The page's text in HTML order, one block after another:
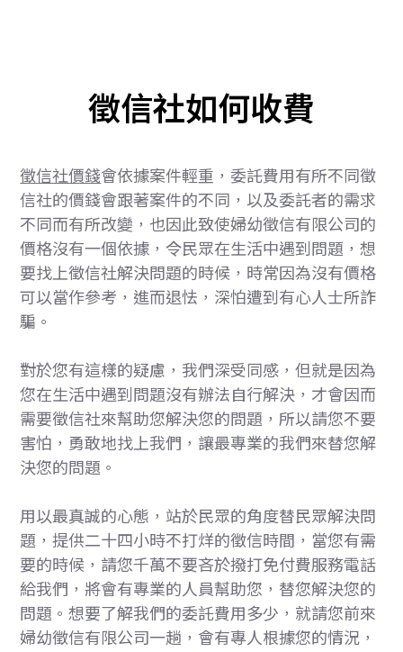
徵信社如何收費
徵信社價錢會依據案件輕重，委託費用有所不同徵
信社的價錢會跟著案件的不同，以及委託者的需求
不同而有所改變，也因此致使婦幼徵信有限公司的
價格沒有一個依據，令民眾在生活中遇到問題，想
要找上徵信社解決問題的時候，時常因為沒有價格
可以當作參考，進而退怯，深怕遭到有心人士所詐
騙。
對於您有這樣的疑慮，我們深受同感，但就是因為
您在生活中遇到問題沒有辦法自行解決，才會因而
需要徵信社來幫助您解決您的問題，所以請您不要
害怕，勇敢地找上我們，讓最專業的我們來替您解
決您的問題。
用以最真誠的心態，站於民眾的角度替民眾解決問
題，提供二十四小時不打烊的徵信時間，當您有需
要的時候，請您千萬不要吝於撥打免付費服務電話
給我們，將會有專業的人員幫助您，替您解決您的
問題。想要了解我們的委託費用多少，就請您前來
婦幼徵信有限公司一趟，會有專人根據您的情況，